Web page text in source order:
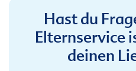
Hast du
Elternservice
deinen